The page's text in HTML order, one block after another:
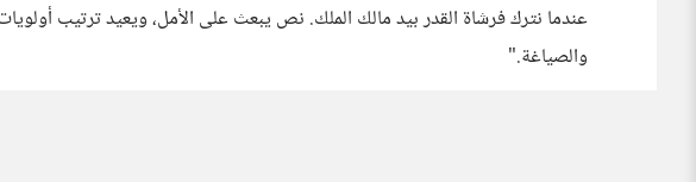
عندما نترك فرشاة القدر بيد مالك الملك. نص يبعث على الأمل، ويعيد ترتيب
والصياغة."